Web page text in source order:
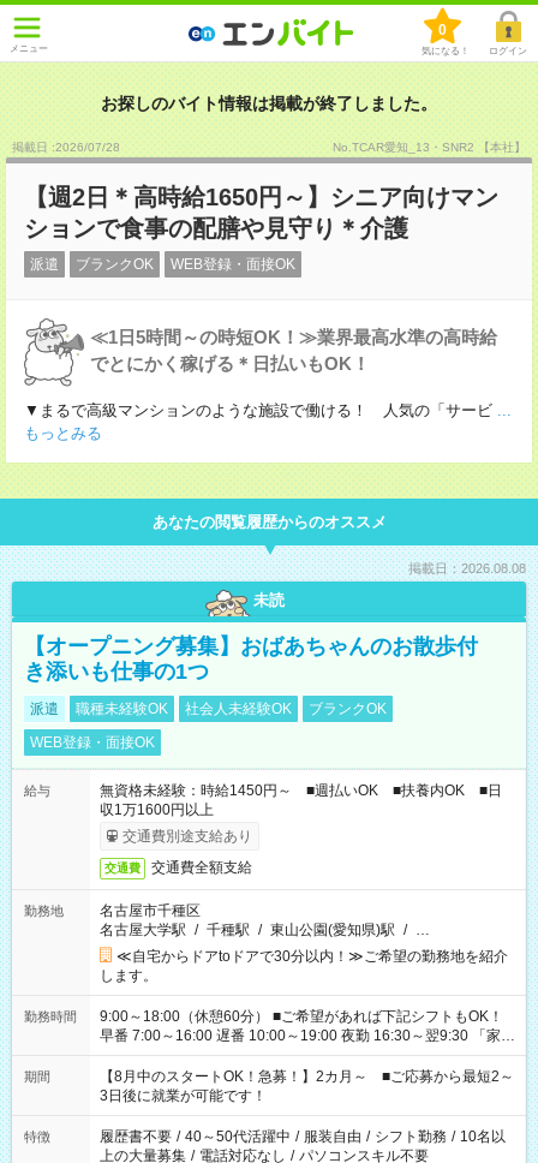
メニュー
0
気になる！ ログイン
お探しのバイト情報は掲載が終了しました。
掲載日 :2026/07/28 No.TCAR愛知_13・SNR2 【本社】
【週2日＊高時給1650円～】シニア向けマン
ションで食事の配膳や見守り＊介護
派遣 ブランクOK WEB登録・面接OK
≪1日5時間～の時短OK！≫業界最高水準の高時給
でとにかく稼げる＊日払いもOK！
▼まるで高級マンションのような施設で働ける！ 人気の「サービ ...
もっとみる
あなたの閲覧履歴からのオススメ
掲載日：2026.08.08
未読
【オープニング募集】おばあちゃんのお散歩付
き添いも仕事の1つ
派遣 職種未経験OK 社会人未経験OK
ブランクOK
WEB登録・面接OK
給与
無資格未経験：時給1450円～ ■週払いOK ■扶養内OK ■日
収1万1600円以上
交通費別途支給あり
交通費 交通費全額支給
勤務地
名古屋市千種区
名古屋大学駅 / 千種駅 / 東山公園(愛知県)駅 / …
≪自宅からドアtoドアで30分以内！≫ご希望の勤務地を紹介
します。
勤務時間
9:00～18:00（休憩60分） ■ご希望があれば下記シフトもOK！
早番 7:00～16:00 遅番 10:00～19:00 夜勤 16:30～翌9:30 「家族
と休みを合わせたい」 「余裕を持って夕飯の準備がしたい」
「できれば残業はしたくない」 など、ご希望を教えてください
ね。 ※Wワーク希望の方へ 今ご覧のお仕事で希望する勤務時間
と、もう1つのお仕事の勤務時間。 合計で週40時間を超える場
合は応募できません。
期間
【8月中のスタートOK！急募！】2カ月～ ■ご応募から最短2～
3日後に就業が可能です！
特徴 履歴書不要 / 40～50代活躍中 / 服装自由 / シフト勤務 / 10名以
上の大量募集 / 電話対応なし / パソコンスキル不要